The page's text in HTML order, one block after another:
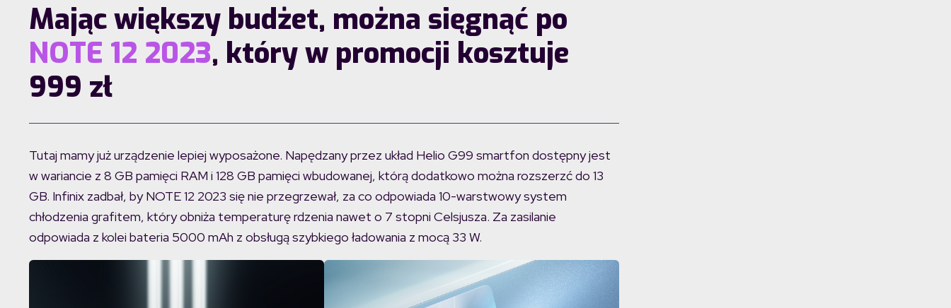
Mając większy budżet, można sięgnąć po
NOTE 12 2023, który w promocji kosztuje
999 zł
Tutaj mamy już urządzenie lepiej wyposażone. Napędzany przez układ Helio G99 smartfon dostępny jest
w wariancie z 8 GB pamięci RAM i 128 GB pamięci wbudowanej, którą dodatkowo można rozszerzć do 13
GB. Infinix zadbał, by NOTE 12 2023 się nie przegrzewał, za co odpowiada 10-warstwowy system
chłodzenia grafitem, który obniża temperaturę rdzenia nawet o 7 stopni Celsjusza. Za zasilanie
odpowiada z kolei bateria 5000 mAh z obsługą szybkiego ładowania z mocą 33 W.